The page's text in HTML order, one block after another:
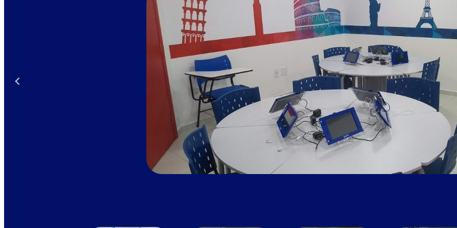
Cozinha
Sala de vídeo